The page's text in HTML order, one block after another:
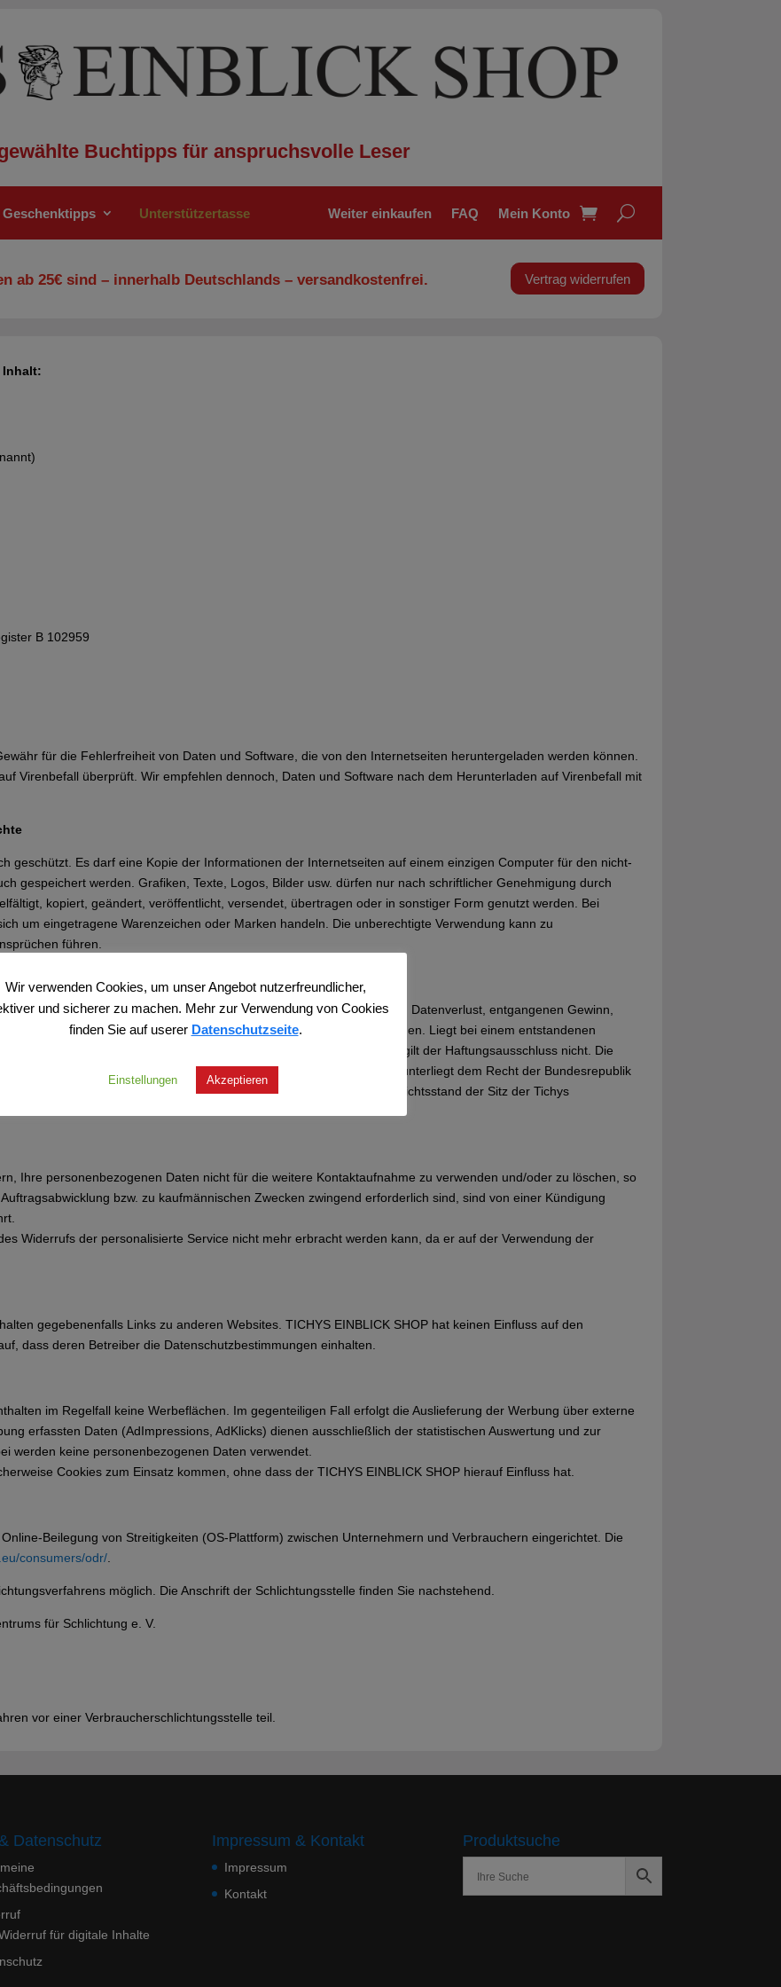
Buchtipps für anspruchsvolle Leser
Geschenktipps Unterstützertasse Weiter einkaufen FAQ Mein Konto
ab 25€ sind – innerhalb Deutschlands – versandkostenfrei. Vertrag widerrufen
B 102959
für die Fehlerfreiheit von Daten und Software, die von den Internetseiten heruntergeladen werden können.
Virenbefall überprüft. Wir empfehlen dennoch, Daten und Software nach dem Herunterladen auf Virenbefall mit
geschützt. Es darf eine Kopie der Informationen der Internetseiten auf einem einzigen Computer für den nicht-
gespeichert werden. Grafiken, Texte, Logos, Bilder usw. dürfen nur nach schriftlicher Genehmigung durch
kopiert, geändert, veröffentlicht, versendet, übertragen oder in sonstiger Form genutzt werden. Bei
um eingetragene Warenzeichen oder Marken handeln. Die unberechtigte Verwendung kann zu
führen.
insbesondere nicht für unmittelbare oder mittelbare Folgeschäden, Datenverlust, entgangenen Gewinn,
dieser Internetseiten oder das Herunterladen von Daten entstehen. Liegt bei einem entstandenen
das Herunterladen von Daten Vorsatz oder grobe Fahrlässigkeit vor, gilt der Haftungsausschluss nicht. Die
zwischen Ihnen und dem TICHYS EINGLICK SHOP unterliegt dem Recht der Bundesrepublik
die aus der Nutzung dieser Internetseiten resultieren, ist der Gerichtsstand der Sitz der Tichys
Ihre personenbezogenen Daten nicht für die weitere Kontaktaufnahme zu verwenden und/oder zu löschen, so
bzw. zu kaufmännischen Zwecken zwingend erforderlich sind, sind von einer Kündigung
Widerrufs der personalisierte Service nicht mehr erbracht werden kann, da er auf der Verwendung der
gegebenenfalls Links zu anderen Websites. TICHYS EINBLICK SHOP hat keinen Einfluss auf den
dass deren Betreiber die Datenschutzbestimmungen einhalten.
im Regelfall keine Werbeflächen. Im gegenteiligen Fall erfolgt die Auslieferung der Werbung über externe
erfassten Daten (AdImpressions, AdKlicks) dienen ausschließlich der statistischen Auswertung und zur
werden keine personenbezogenen Daten verwendet.
Cookies zum Einsatz kommen, ohne dass der TICHYS EINBLICK SHOP hierauf Einfluss hat.
Beilegung von Streitigkeiten (OS-Plattform) zwischen Unternehmern und Verbrauchern eingerichtet. Die
consumers/odr/.
möglich. Die Anschrift der Schlichtungsstelle finden Sie nachstehend.
für Schlichtung e. V.
vor einer Verbraucherschlichtungsstelle teil.
Datenschutz
für digitale Inhalte
Impressum & Kontakt
Impressum
Kontakt
Produktsuche
Wir verwenden Cookies, um unser Angebot nutzerfreundlicher,
und sicherer zu machen. Mehr zur Verwendung von Cookies
finden Sie auf userer Datenschutzseite.
Einstellungen Akzeptieren